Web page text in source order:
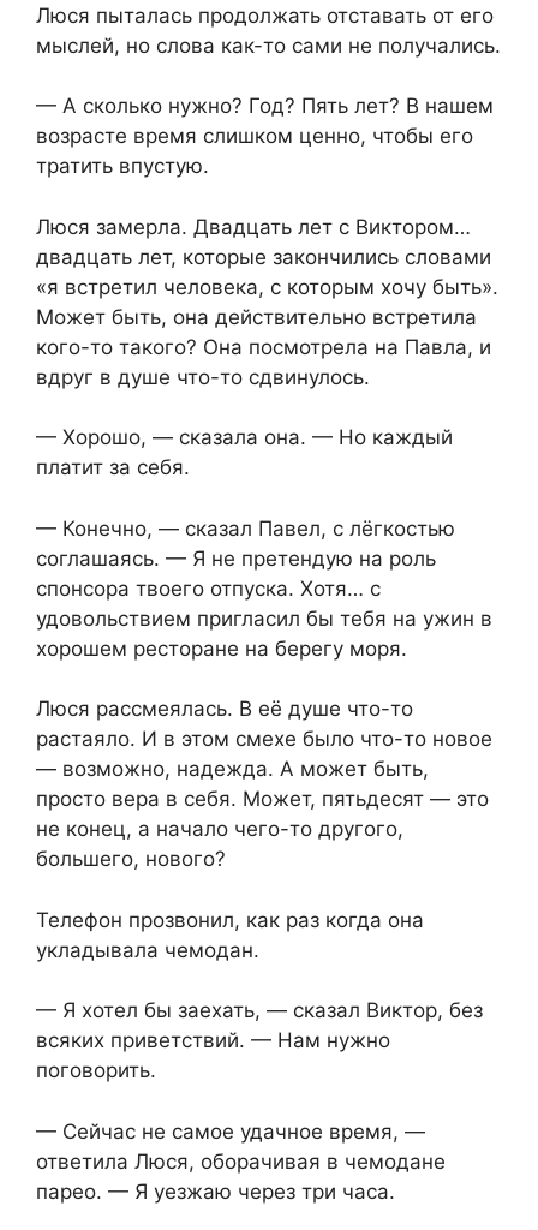
Люся пыталась продолжать отставать от его
мыслей, но слова как-то сами не получались.
— А сколько нужно? Год? Пять лет? В нашем
возрасте время слишком ценно, чтобы его
тратить впустую.
Люся замерла. Двадцать лет с Виктором…
двадцать лет, которые закончились словами
«я встретил человека, с которым хочу быть».
Может быть, она действительно встретила
кого-то такого? Она посмотрела на Павла, и
вдруг в душе что-то сдвинулось.
— Хорошо, — сказала она. — Но каждый
платит за себя.
— Конечно, — сказал Павел, с лёгкостью
соглашаясь. — Я не претендую на роль
спонсора твоего отпуска. Хотя… с
удовольствием пригласил бы тебя на ужин в
хорошем ресторане на берегу моря.
Люся рассмеялась. В её душе что-то
растаяло. И в этом смехе было что-то новое
— возможно, надежда. А может быть,
просто вера в себя. Может, пятьдесят — это
не конец, а начало чего-то другого,
большего, нового?
Телефон прозвонил, как раз когда она
укладывала чемодан.
— Я хотел бы заехать, — сказал Виктор, без
всяких приветствий. — Нам нужно
поговорить.
— Сейчас не самое удачное время, —
ответила Люся, оборачивая в чемодане
парео. — Я уезжаю через три часа.